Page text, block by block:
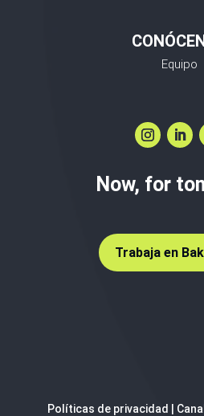
Equipo
Now, for
Trabaja en
Políticas de privacidad